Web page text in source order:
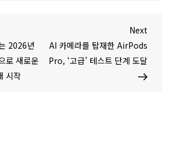
2026년
로 새로운
시작
N
e
x
t
Next
AI 카메라를 탑재한 AirPods
Pro, ‘고급’ 테스트 단계 도달